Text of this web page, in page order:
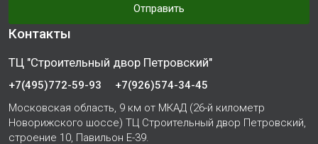
Отправить
Контакты
ТЦ "Строительный двор Петровский"
+7(495)772-59-93
+7(926)574-34-45
Московская область, 9 км от МКАД (26-й километр
Новорижского шоссе) ТЦ Строительный двор Петровский,
строение 10, Павильон Е-39.